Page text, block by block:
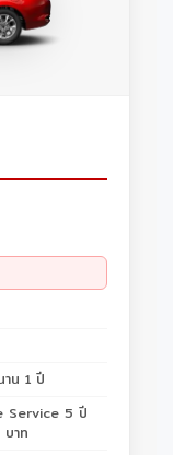
น 1 ปี
Service 5 ปี
บาท